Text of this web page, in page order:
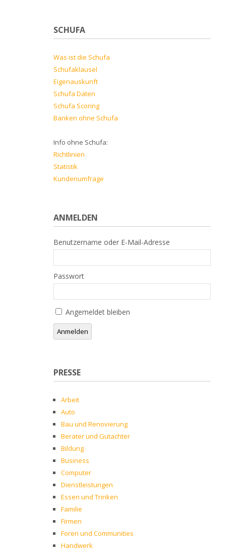
SCHUFA
Was ist die Schufa
Schufaklausel
Eigenauskunft
Schufa Daten
Schufa Scoring
Banken ohne Schufa
Info ohne Schufa:
Richtlinien
Statistik
Kundenumfrage
ANMELDEN
Benutzername oder E-Mail-Adresse
Passwort
Angemeldet bleiben
Anmelden
PRESSE
Arbeit
Auto
Bau und Renovierung
Berater und Gutachter
Bildung
Business
Computer
Dienstleistungen
Essen und Trinken
Familie
Firmen
Foren und Communities
Handwerk